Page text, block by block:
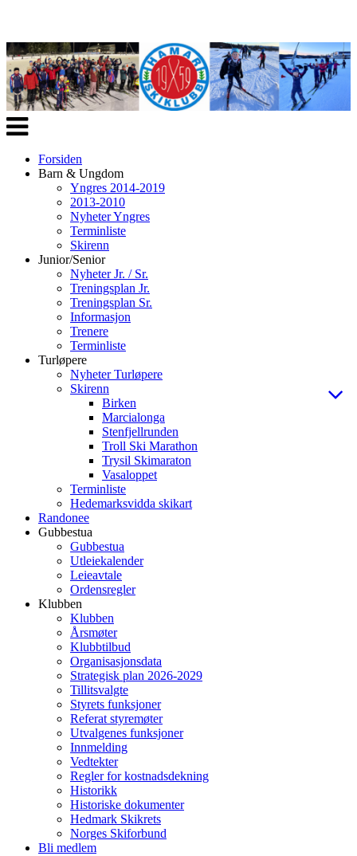
Veksle
navigasjon
Forsiden
Barn & Ungdom
Yngres 2014-2019
2013-2010
Nyheter Yngres
Terminliste
Skirenn
Junior/Senior
Nyheter Jr. / Sr.
Treningsplan Jr.
Treningsplan Sr.
Informasjon
Trenere
Terminliste
Turløpere
Nyheter Turløpere
Skirenn
Birken
Marcialonga
Stenfjellrunden
Troll Ski Marathon
Trysil Skimaraton
Vasaloppet
Terminliste
Hedemarksvidda skikart
Randonee
Gubbestua
Gubbestua
Utleiekalender
Leieavtale
Ordensregler
Klubben
Klubben
Årsmøter
Klubbtilbud
Organisasjonsdata
Strategisk plan 2026-2029
Tillitsvalgte
Styrets funksjoner
Referat styremøter
Utvalgenes funksjoner
Innmelding
Vedtekter
Regler for kostnadsdekning
Historikk
Historiske dokumenter
Hedmark Skikrets
Norges Skiforbund
Bli medlem